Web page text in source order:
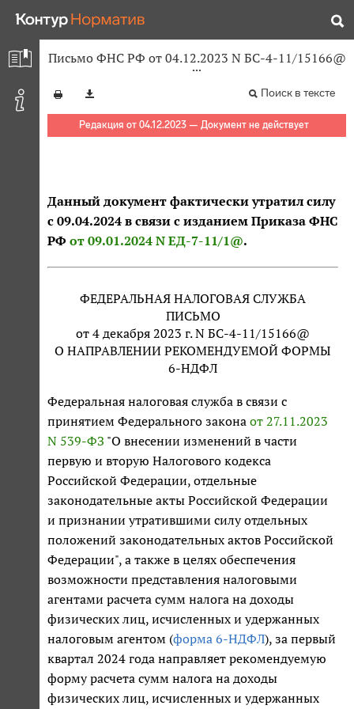
Письмо ФНС РФ от 04.12.2023 N БС-4-11/15166@
Поиск в тексте
Редакция от 04.12.2023 — Документ не действует
Данный документ фактически утратил силу
с 09.04.2024 в связи с изданием Приказа ФНС
РФ от 09.01.2024 N ЕД-7-11/1@.
ФЕДЕРАЛЬНАЯ НАЛОГОВАЯ СЛУЖБА
ПИСЬМО
от 4 декабря 2023 г. N БС-4-11/15166@
О НАПРАВЛЕНИИ РЕКОМЕНДУЕМОЙ ФОРМЫ
6-НДФЛ
Федеральная налоговая служба в связи с
принятием Федерального закона от 27.11.2023
N 539-ФЗ "О внесении изменений в части
первую и вторую Налогового кодекса
Российской Федерации, отдельные
законодательные акты Российской Федерации
и признании утратившими силу отдельных
положений законодательных актов Российской
Федерации", а также в целях обеспечения
возможности представления налоговыми
агентами расчета сумм налога на доходы
физических лиц, исчисленных и удержанных
налоговым агентом (форма 6-НДФЛ), за первый
квартал 2024 года направляет рекомендуемую
форму расчета сумм налога на доходы
физических лиц, исчисленных и удержанных